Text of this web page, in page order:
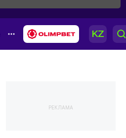
РЕКЛАМА